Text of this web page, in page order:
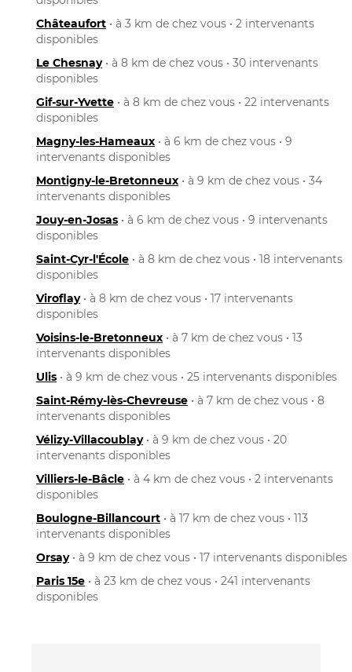
Châteaufort • à 3 km de chez vous • 2 intervenants
disponibles
Le Chesnay• à 8 km de chez vous • 30 intervenants
disponibles
Gif-sur-Yvette • à 8 km de chez vous • 22 intervenants
disponibles
Magny-les-Hameaux • à 6 km de chez vous • 9
intervenants disponibles
Montigny-le-Bretonneux • à 9 km de chez vous • 34
intervenants disponibles
Jouy-en-Josas • à 6 km de chez vous • 9 intervenants
disponibles
Saint-Cyr-l'École • à 8 km de chez vous • 18 intervenants
disponibles
Viroflay• à 8 km de chez vous • 17 intervenants
disponibles
Voisins-le-Bretonneux • à 7 km de chez vous • 13
intervenants disponibles
Ulis • à 9 km de chez vous • 25 intervenants disponibles
Saint-Rémy-lès-Chevreuse • à 7 km de chez vous • 8
intervenants disponibles
Vélizy-Villacoublay• à 9 km de chez vous • 20
intervenants disponibles
Villiers-le-Bâcle • à 4 km de chez vous • 2 intervenants
disponibles
Boulogne-Billancourt • à 17 km de chez vous • 113
intervenants disponibles
Orsay• à 9 km de chez vous • 17 intervenants disponibles
Paris 15e • à 23 km de chez vous • 241 intervenants
disponibles